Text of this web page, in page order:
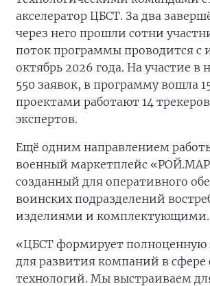
акселератор ЦБСТ. За два
через него прошли сотни
поток программы проводится с
октябрь 2026 года. На участие в
550 заявок, в программу вошла
проектами работают 14
экспертов.
Ещё одним направлением
военный маркетплейс
созданный для оперативного
воинских подразделений
изделиями и комплектующими.
«ЦБСТ формирует полноценную
для развития компаний в сфере
технологий. Мы выстраиваем